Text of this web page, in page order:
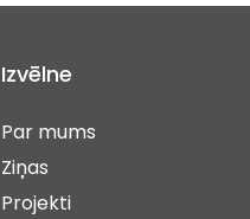
Izvēlne
Par mums
Ziņas
Projekti